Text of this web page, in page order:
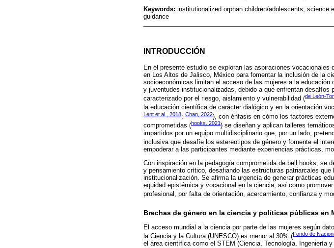
Keywords: institutionalized orphan children/adolescents; science
guidance
INTRODUCCIÓN
En el presente estudio se exploran las aspiraciones
en Los Altos de Jalisco, México para fomentar la inclusión de la
socioeconómicas limitan el acceso de las mujeres a la
y juventudes institucionalizadas, debido a que enfrentan desafíos
caracterizado por el riesgo, aislamiento y vulnerabilidad (de León-
la educación científica de carácter dialógico y en la orientación
Lent et al., 2018; Chan, 2022), con énfasis en cómo los factores
comprometidas (hooks, 2021) se diseñan y aplican talleres
impartidos por un equipo multidisciplinario que, por un lado,
inclusiva que desafíe los estereotipos de género y fomente el
empoderar a las participantes mediante experiencias prácticas,
Con inspiración en la pedagogía comprometida de bell hooks, se
y pensamiento crítico, desafiando las estructuras patriarcales
institucionalización. Se afirma la urgencia de generar prácticas
equidad epistémica y vocacional en la ciencia, así como
profesional, por falta de orientación, acercamiento, confianza y
Brechas de género en la ciencia y políticas públicas en
El acceso mundial a la ciencia por parte de las mujeres según
la Ciencia y la Cultura (UNESCO) es menor al 30% (Fondo de
el área científica como el STEM (Ciencia, Tecnología, Ingeniería